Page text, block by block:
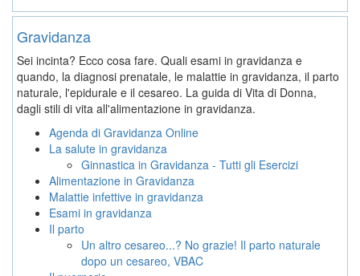
Gravidanza
Sei incinta? Ecco cosa fare. Quali esami in gravidanza e
quando, la diagnosi prenatale, le malattie in gravidanza, il parto
naturale, l'epidurale e il cesareo. La guida di Vita di Donna,
dagli stili di vita all'alimentazione in gravidanza.
Agenda di Gravidanza Online
La salute in gravidanza
Ginnastica in Gravidanza - Tutti gli Esercizi
Alimentazione in Gravidanza
Malattie infettive in gravidanza
Esami in gravidanza
Il parto
Un altro cesareo...? No grazie! Il parto naturale
dopo un cesareo, VBAC